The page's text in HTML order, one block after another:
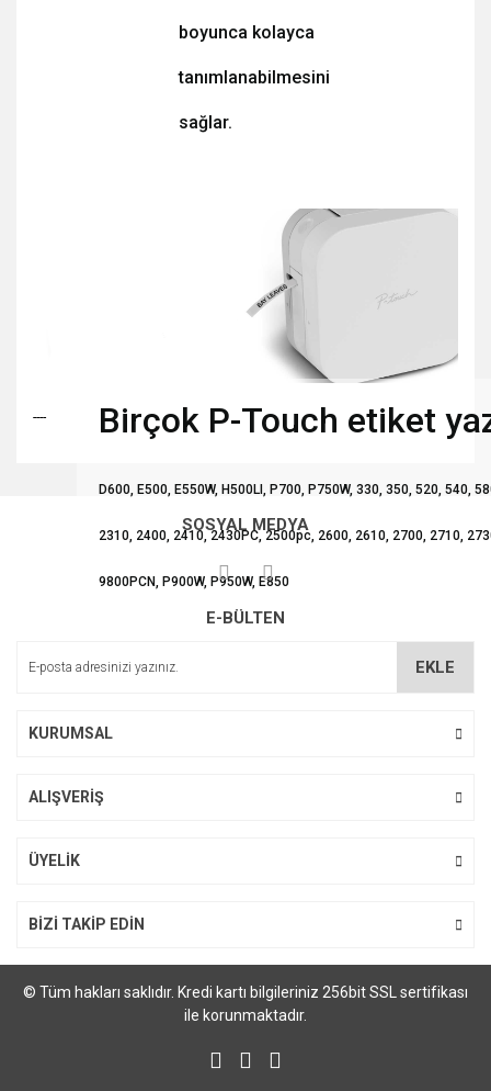
boyunca kolayca
tanımlanabilmesini
sağlar.
Birçok P-Touch etiket
D600, E500, E550W, H500LI, P700, P750W, 330, 350, 520, 540,
2310, 2400, 2410, 2430PC, 2500pc, 2600, 2610, 2700, 2710,
9800PCN, P900W, P950W, E850
----
konularda yetersiz gördüğünüz noktaları öneri formunu
kullanarak tarafımıza iletebilirsiniz.
Görüş ve önerileriniz için teşekkür ederiz.
Ürün resmi kalitesiz, bozuk veya görüntülenemiyor.
Ürün açıklamasında eksik bilgiler bulunuyor.
SOSYAL MEDYA
E-BÜLTEN
EKLE
KURUMSAL
ALIŞVERİŞ
ÜYELİK
BİZİ TAKİP EDİN
© Tüm hakları saklıdır. Kredi kartı bilgileriniz 256bit SSL sertifikası
ile korunmaktadır.